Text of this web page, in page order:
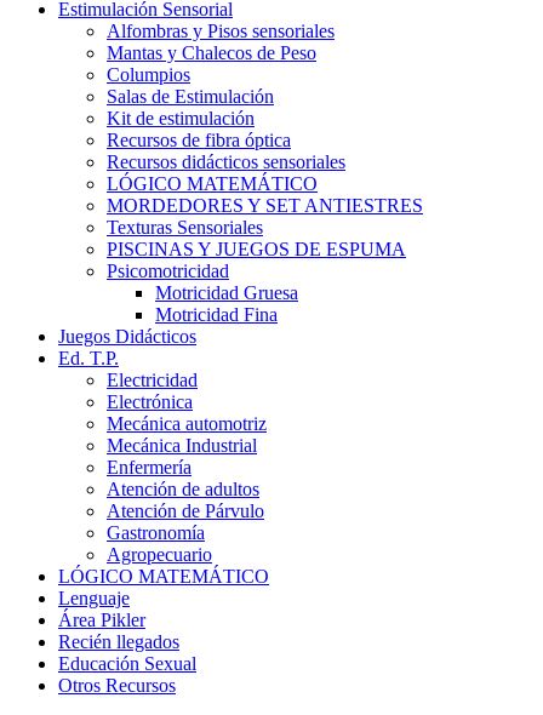
Estimulación Sensorial
Alfombras y Pisos sensoriales
Mantas y Chalecos de Peso
Columpios
Salas de Estimulación
Kit de estimulación
Recursos de fibra óptica
Recursos didácticos sensoriales
LÓGICO MATEMÁTICO
MORDEDORES Y SET ANTIESTRES
Texturas Sensoriales
PISCINAS Y JUEGOS DE ESPUMA
Psicomotricidad
Motricidad Gruesa
Motricidad Fina
Juegos Didácticos
Ed. T.P.
Electricidad
Electrónica
Mecánica automotriz
Mecánica Industrial
Enfermería
Atención de adultos
Atención de Párvulo
Gastronomía
Agropecuario
LÓGICO MATEMÁTICO
Lenguaje
Área Pikler
Recién llegados
Educación Sexual
Otros Recursos